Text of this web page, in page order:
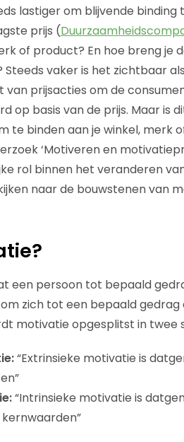
lastiger om blijvende
prijs (
of product? En hoe breng je
vaker is het zichtbaar
prijsacties om de
op basis van de prijs. Maar is
te binden aan je winkel, merk
‘Motiveren en
rol binnen het veranderen
naar de bouwstenen van
een persoon tot bepaald
zich tot een bepaald
motivatie opgesplitst in twee
“Extrinsieke motivatie is
“Intrinsieke motivatie is